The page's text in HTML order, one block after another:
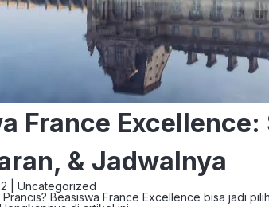
France Excellence:
& Jadwalnya
| Uncategorized
Prancis? Beasiswa France Excellence bisa jadi